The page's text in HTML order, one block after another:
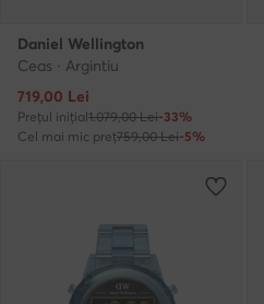
Daniel Wellington
Ceas · Argintiu
Prețul actual
719,00 Lei
Prețul inițial1.079,00 Lei-33%
Cel mai mic preț759,00 Lei-5%